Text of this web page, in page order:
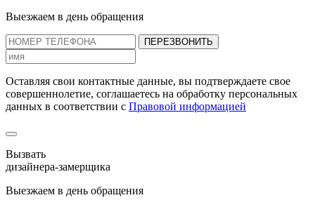
Выезжаем в день обращения
ПЕРЕЗВОНИТЬ
Оставляя свои контактные данные, вы подтверждаете свое
совершеннолетие, соглашаетесь на обработку персональных
данных в соответствии с Правовой информацией
Вызвать
дизайнера-замерщика
Выезжаем в день обращения